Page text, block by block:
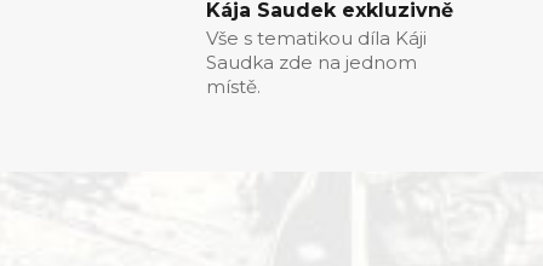
Kája Saudek exkluzivně
Vše s tematikou díla Káji
Saudka zde na jednom
místě.